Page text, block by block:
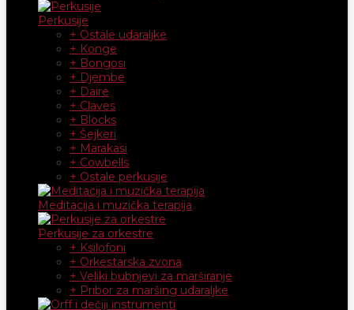
Perkusije
+ Ostale udaraljke
+ Konge
+ Bongosi
+ Djembe
+ Daire
+ Claves
+ Blocks
+ Šejkeri
+ Marakasi
+ Cowbells
+ Ostale perkusije
Meditacija i muzička terapija
Perkusije za orkestre
+ Ksilofoni
+ Orkestarska zvona
+ Veliki bubnjevi za marširanje
+ Pribor za maršing udaraljke